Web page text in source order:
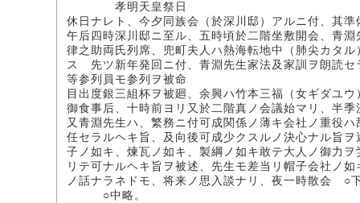
孝明天皇祭日
休日ナレト、今夕同族会（於深川邸）アルニ付、其
午后四時深川邸ニ至ル、五時頃於二階坐敷開会、青
律之助両氏列席、兜町夫人ハ熱海転地中（肺尖カタ
ス 先ツ新年発回ニ付、青淵先生家法及家訓ヲ朗読
等参列員モ参列ヲ被命
目出度銀三組杯ヲ被廻、余興ハ竹本三福（女ギダユ
御食事后、十時前ヨリ又於二階真ノ会議始マリ、半
又青淵先生ハ、繁務ニ付可成関係ノ薄キ会社ノ重役
任セラルヘキ旨、及向後可成少クスルノ決心ナル旨
子ノ如キ、煉瓦ノ如キ、製綱ノ如キ敢テ大人ノ御力
リテ可ナルヘキ旨ヲ被述、先生モ差当リ帽子会社ノ
ノ話ナラネドモ、将来ノ思入談ナリ、夜一時散会 ○
○中略。